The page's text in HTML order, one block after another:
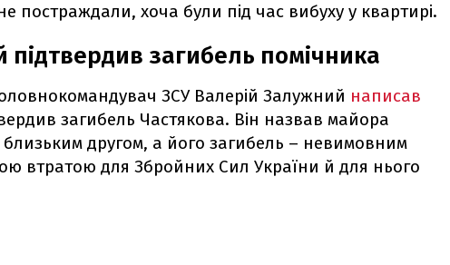
постраждали, хоча були під час вибуху у квартирі.
загибель помічника
ЗСУ Валерій Залужний написав
загибель Частякова. Він назвав майора
близьким другом, а його загибель – невимовним
втратою для Збройних Сил України й для нього